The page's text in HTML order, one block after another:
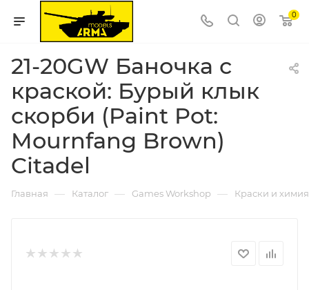
0
21-20GW Баночка с
краской: Бурый клык
скорби (Paint Pot:
Mournfang Brown)
Citadel
Главная — Каталог — Games Workshop — Краски и